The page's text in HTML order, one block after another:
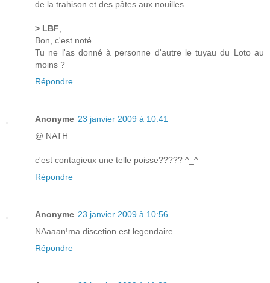
de la trahison et des pâtes aux nouilles.
> LBF,
Bon, c'est noté.
Tu ne l'as donné à personne d'autre le tuyau du Loto au
moins ?
Répondre
Anonyme 23 janvier 2009 à 10:41
@ NATH
c'est contagieux une telle poisse????? ^_^
Répondre
Anonyme 23 janvier 2009 à 10:56
NAaaan!ma discetion est legendaire
Répondre